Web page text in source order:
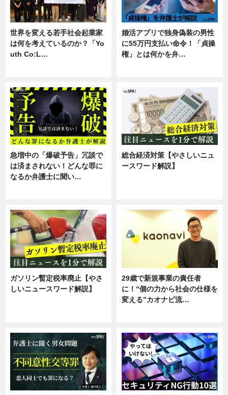
世界を変える若手社会起業家
は何を考えているのか？「Yo
uth Co:L…
婚活アプリで独身偽装の男性
に55万円支払い命令！「貞操
権」とは何かを弁…
急増中の「爆破予告」冗談で
は済まされない！どんな罪に
なるか弁護士に聞い…
総合経済対策【やさしいニュ
ースワード解説】
ガソリン暫定税率廃止【やさ
しいニュースワード解説】
29歳で新規事業の責任者
に！“個の力から社会の仕様を
変える”カオナビ流…